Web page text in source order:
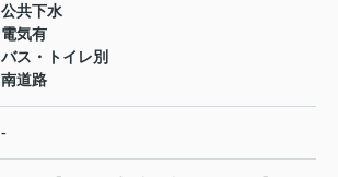
公共下水
電気有
バス・トイレ別
南道路
-